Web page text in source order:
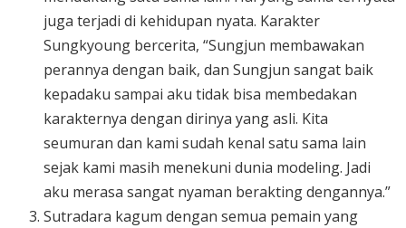
juga terjadi di kehidupan nyata. Karakter
Sungkyoung bercerita, “Sungjun membawakan
perannya dengan baik, dan Sungjun sangat baik
kepadaku sampai aku tidak bisa membedakan
karakternya dengan dirinya yang asli. Kita
seumuran dan kami sudah kenal satu sama lain
sejak kami masih menekuni dunia modeling. Jadi
aku merasa sangat nyaman berakting dengannya.”
Sutradara kagum dengan semua pemain yang